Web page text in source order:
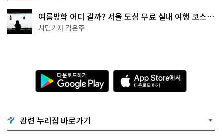
여름방학 어디 갈까? 서울 도심 무료 실내 여행 코스
추천
시민기자 김은주
다
운
로
기
G
o
A
p
p
e
관련 누리집 바로가기